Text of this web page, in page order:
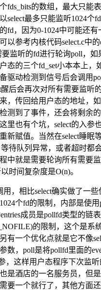
fds_bits的数组，最大只能
select最多只能监听1024个
fd，因为0-1024中可能还
以参考内核代码select.c中的
要监听的fd进行轮询poll，
态的三个fd_set小本本上，
驱动检测到信号后会调用
醒后会再次对所有需要监听
，传回给用户态的地址，
测到了事件，还会将剩余
里也有个坑，select的入参
新赋值。当然在select睡眠
等待队列异常，或者超时都
中就是需要轮询所有需要
时间复杂度是O(n)。
用，相比select确实做了一
个fd的限制，内部是使用
成员是pollfd类型的链
的限制，这个是系
有一个优化点就是它不像
数，poll是将pollfd里面的
，这样用户态程序下次监
也是酒店的一名服务员，但
要一个就行了，其他方面